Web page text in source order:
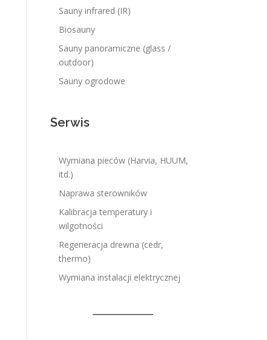
Sauny infrared (IR)
Biosauny
Sauny panoramiczne (glass /
outdoor)
Sauny ogrodowe
Serwis
Wymiana pieców (Harvia, HUUM,
itd.)
Naprawa sterowników
Kalibracja temperatury i
wilgotności
Regeneracja drewna (cedr,
thermo)
Wymiana instalacji elektrycznej